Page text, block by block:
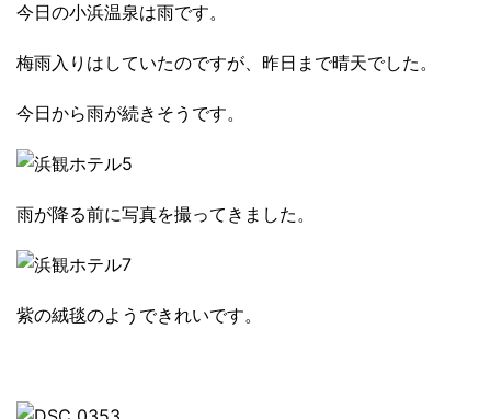
今日の小浜温泉は雨です。
梅雨入りはしていたのですが、昨日まで晴天でした。
今日から雨が続きそうです。
雨が降る前に写真を撮ってきました。
紫の絨毯のようできれいです。